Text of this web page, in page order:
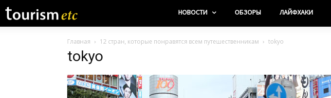
НОВОСТИ ОБЗОРЫ ЛАЙФХАКИ
Главная 12 стран, которые понравятся всем путешественникам tokyo
tokyo